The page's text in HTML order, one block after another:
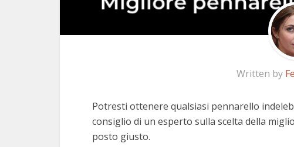
Written by
Potresti ottenere qualsiasi pennarello
consiglio di un esperto sulla scelta della
posto giusto.